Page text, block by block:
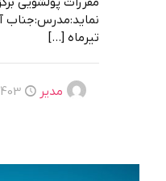
تیرماه […]
مدیر 03-13